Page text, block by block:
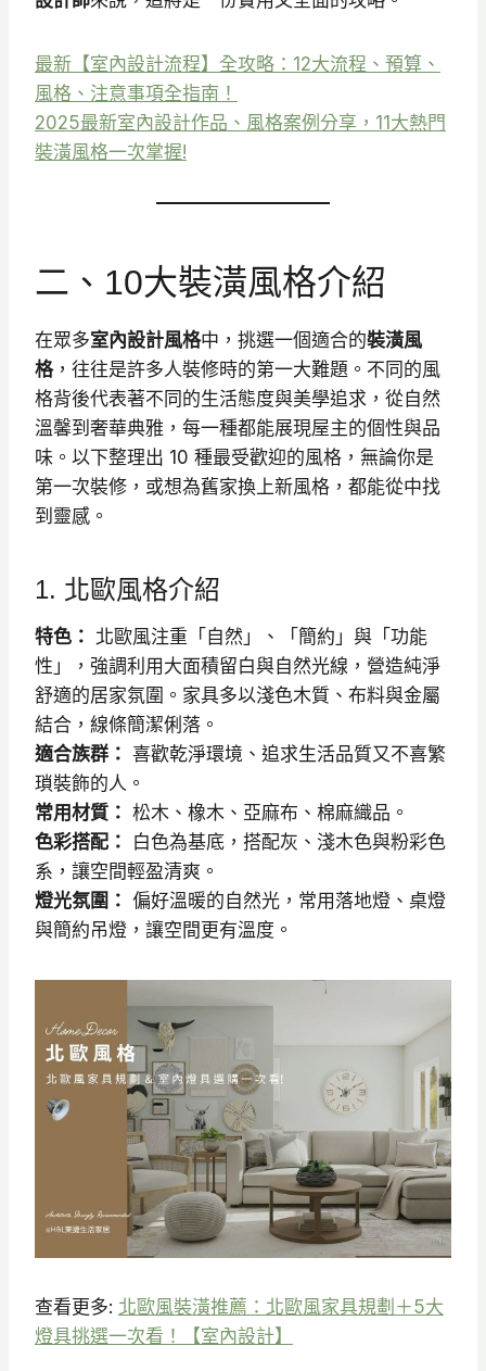
最新【室內設計流程】全攻略：12大流程、預算、
風格、注意事項全指南！
2025最新室內設計作品、風格案例分享，11大熱門
裝潢風格一次掌握!
二、10大裝潢風格介紹
在眾多室內設計風格中，挑選一個適合的裝潢風
格，往往是許多人裝修時的第一大難題。不同的風
格背後代表著不同的生活態度與美學追求，從自然
溫馨到奢華典雅，每一種都能展現屋主的個性與品
味。以下整理出 10 種最受歡迎的風格，無論你是
第一次裝修，或想為舊家換上新風格，都能從中找
到靈感。
1. 北歐風格介紹
特色： 北歐風注重「自然」、「簡約」與「功能
性」，強調利用大面積留白與自然光線，營造純淨
舒適的居家氛圍。家具多以淺色木質、布料與金屬
結合，線條簡潔俐落。
適合族群： 喜歡乾淨環境、追求生活品質又不喜繁
瑣裝飾的人。
常用材質： 松木、橡木、亞麻布、棉麻織品。
色彩搭配：
白色為基底，搭配灰、淺木色與粉彩色
系，讓空間輕盈清爽。
燈光氛圍： 偏好溫暖的自然光，常用落地燈、桌燈
與簡約吊燈，讓空間更有溫度。
查看更多: 北歐風裝潢推薦：北歐風家具規劃＋5大
燈具挑選一次看！【室內設計】